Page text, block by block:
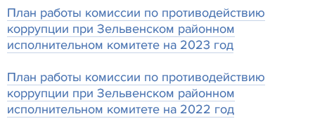
План работы комиссии по противодействию
коррупции при Зельвенском районном
исполнительном комитете на 2023 год
План работы комиссии по противодействию
коррупции при Зельвенском районном
исполнительном комитете на 2022 год